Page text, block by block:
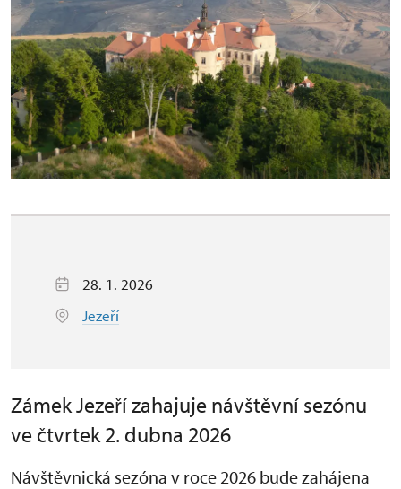
28. 1. 2026
Jezeří
Zámek Jezeří zahajuje návštěvní sezónu
ve čtvrtek 2. dubna 2026
Návštěvnická sezóna v roce 2026 bude zahájena